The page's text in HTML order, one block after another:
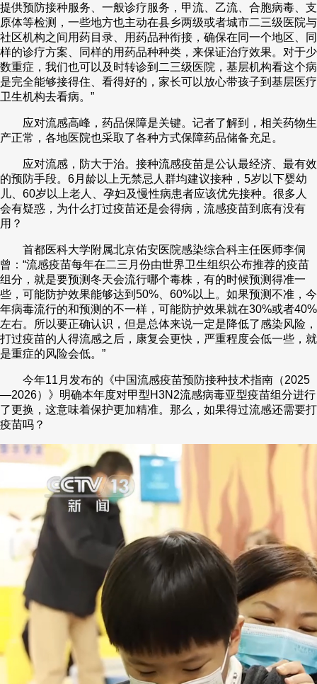
提供预防接种服务、一般诊疗服务，甲流、乙流、合胞病毒、支
原体等检测，一些地方也主动在县乡两级或者城市二三级医院与
社区机构之间用药目录、用药品种衔接，确保在同一个地区、同
样的诊疗方案、同样的用药品种种类，来保证治疗效果。对于少
数重症，我们也可以及时转诊到二三级医院，基层机构看这个病
是完全能够接得住、看得好的，家长可以放心带孩子到基层医疗
卫生机构去看病。”
应对流感高峰，药品保障是关键。记者了解到，相关药物生
产正常，各地医院也采取了各种方式保障药品储备充足。
应对流感，防大于治。接种流感疫苗是公认最经济、最有效
的预防手段。6月龄以上无禁忌人群均建议接种，5岁以下婴幼
儿、60岁以上老人、孕妇及慢性病患者应该优先接种。很多人
会有疑惑，为什么打过疫苗还是会得病，流感疫苗到底有没有
用？
首都医科大学附属北京佑安医院感染综合科主任医师李侗
曾：“流感疫苗每年在二三月份由世界卫生组织公布推荐的疫苗
组分，就是要预测冬天会流行哪个毒株，有的时候预测得准一
些，可能防护效果能够达到50%、60%以上。如果预测不准，今
年病毒流行的和预测的不一样，可能防护效果就在30%或者40%
左右。所以要正确认识，但是总体来说一定是降低了感染风险，
打过疫苗的人得流感之后，康复会更快，严重程度会低一些，就
是重症的风险会低。”
今年11月发布的《中国流感疫苗预防接种技术指南（2025
—2026）》明确本年度对甲型H3N2流感病毒亚型疫苗组分进行
了更换，这意味着保护更加精准。那么，如果得过流感还需要打
疫苗吗？